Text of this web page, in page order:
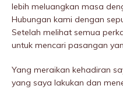
lebih meluangkan masa
Hubungan kami dengan
Setelah melihat semua
untuk mencari pasangan
Yang meraikan kehadiran
yang saya lakukan dan